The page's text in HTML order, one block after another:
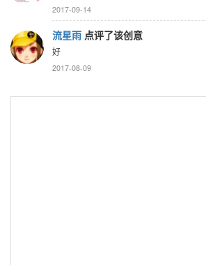
2017-09-14
流星雨 点评了该创意
好
2017-08-09